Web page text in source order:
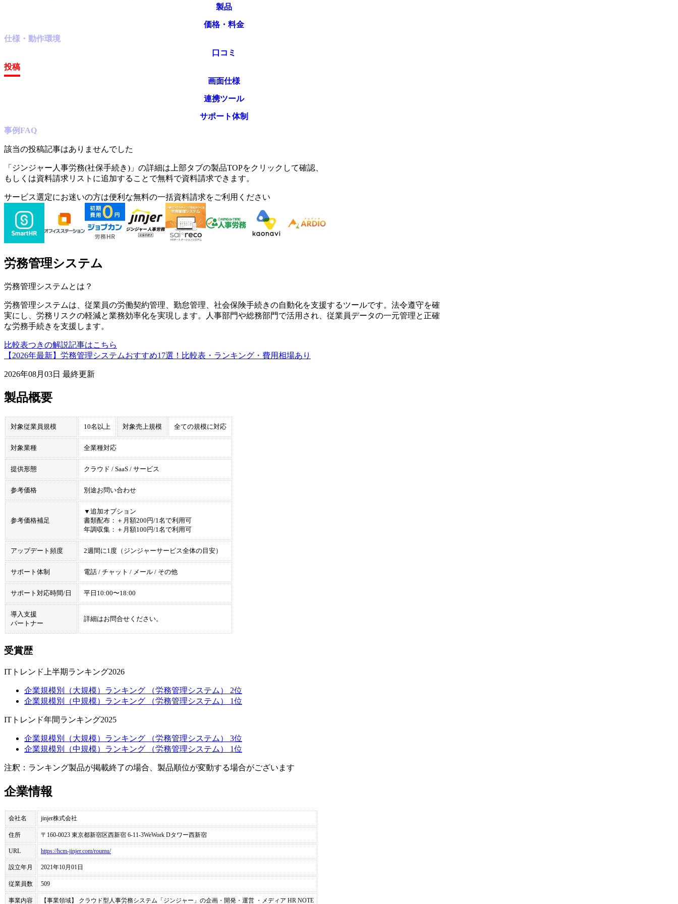
製品
価格・料金
仕様・動作環境
口コミ
投稿
画面仕様
連携ツール
サポート体制
事例FAQ
該当の投稿記事はありませんでした
「 ジンジャー人事労務(社保手続き) 」の詳細は上部タブの製品TOPをクリックして確認、
もしくは資料請求リストに追加することで無料で資料請求できます。
サービス選定にお迷いの方は便利な無料の一括資料請求をご利用ください
労務管理システム
労務管理システム とは？
労務管理システムは、従業員の労働契約管理、勤怠管理、社会保険手続きの自動化を支援するツールです。法令遵守を確
実にし、労務リスクの軽減と業務効率化を実現します。人事部門や総務部門で活用され、従業員データの一元管理と正確
な労務手続きを支援します。
比較表つきの解説記事はこちら
【2026年最新】労務管理システムおすすめ17選！比較表・ランキング・費用相場あり
2026年08月03日 最終更新
製品概要
対象従業員規模 10名以上 対象売上規模 全ての規模に対応
対象業種 全業種対応
提供形態 クラウド / SaaS / サービス
参考価格 別途お問い合わせ
参考価格補足
▼追加オプション
書類配布：＋月額200円/1名で利用可
年調収集：＋月額100円/1名で利用可
アップデート頻度 2週間に1度（ジンジャーサービス全体の目安）
サポート体制 電話 / チャット / メール / その他
サポート対応時間/日 平⽇10:00〜18:00
導入支援
パートナー
詳細はお問合せください。
受賞歴
ITトレンド上半期ランキング2026
企業規模別（大規模）ランキング （労務管理システム） 2位
企業規模別（中規模）ランキング （労務管理システム） 1位
ITトレンド年間ランキング2025
企業規模別（大規模）ランキング （労務管理システム） 3位
企業規模別（中規模）ランキング （労務管理システム） 1位
注釈：ランキング製品が掲載終了の場合、製品順位が変動する場合がございます
企業情報
会社名 jinjer株式会社
住所 〒160-0023 東京都新宿区西新宿 6-11-3WeWork Dタワー西新宿
URL https://hcm-jinjer.com/roumu/
設立年月 2021年10月01日
従業員数 509
事業内容 【事業領域】 クラウド型人事労務システム「ジンジャー」の企画・開発・運営 ・メディア HR NOTE